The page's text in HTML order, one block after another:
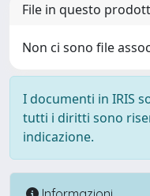
File in questo
Non ci sono file
I documenti in IRIS
tutti i diritti sono
indicazione.